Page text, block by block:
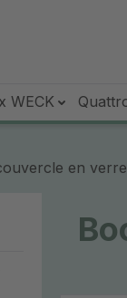
WECK
en verre